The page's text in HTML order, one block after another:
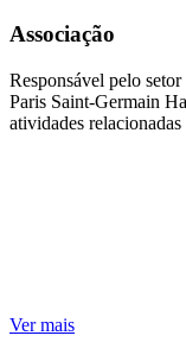
Associação
Responsável pelo
Paris Saint-Germain
atividades
Ver mais